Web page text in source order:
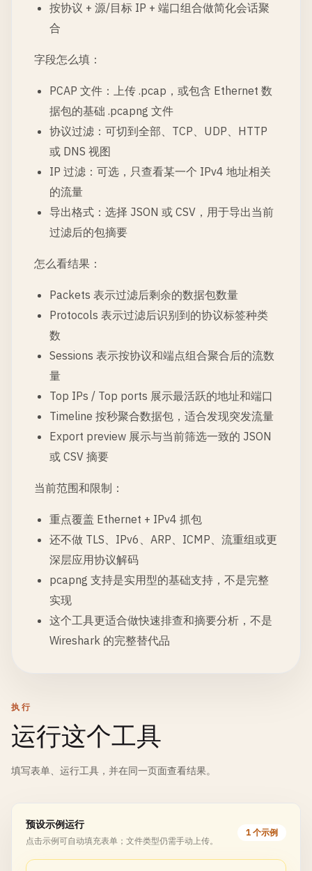
按协议 + 源/目标 IP + 端口组合做简化会话聚
合
字段怎么填：
PCAP 文件：上传 .pcap，或包含 Ethernet 数
据包的基础 .pcapng 文件
协议过滤：可切到全部、TCP、UDP、HTTP
或 DNS 视图
IP 过滤：可选，只查看某一个 IPv4 地址相关
的流量
导出格式：选择 JSON 或 CSV，用于导出当前
过滤后的包摘要
怎么看结果：
Packets 表示过滤后剩余的数据包数量
Protocols 表示过滤后识别到的协议标签种类
数
Sessions 表示按协议和端点组合聚合后的流数
量
Top IPs / Top ports 展示最活跃的地址和端口
Timeline 按秒聚合数据包，适合发现突发流量
Export preview 展示与当前筛选一致的 JSON
或 CSV 摘要
当前范围和限制：
重点覆盖 Ethernet + IPv4 抓包
还不做 TLS、IPv6、ARP、ICMP、流重组或更
深层应用协议解码
pcapng 支持是实用型的基础支持，不是完整
实现
这个工具更适合做快速排查和摘要分析，不是
Wireshark 的完整替代品
执行
运行这个工具
填写表单、运行工具，并在同一页面查看结果。
预设示例运行
点击示例可自动填充表单；文件类型仍需手动上传。
1 个示例